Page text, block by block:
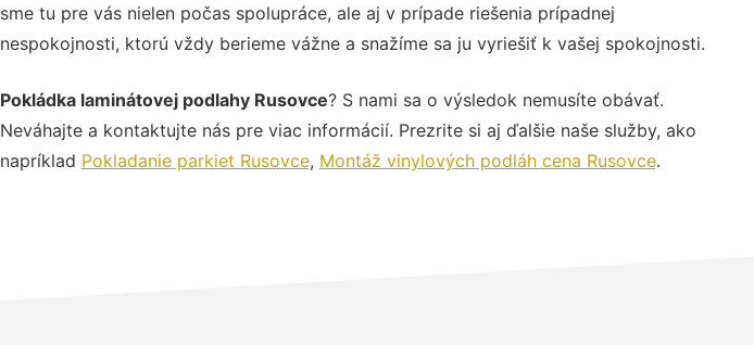
sme tu pre vás nielen počas spolupráce, ale aj v prípade riešenia prípadnej
nespokojnosti, ktorú vždy berieme vážne a snažíme sa ju vyriešiť k vašej spokojnosti.
Pokládka laminátovej podlahy Rusovce? S nami sa o výsledok nemusíte obávať.
Neváhajte a kontaktujte nás pre viac informácií. Prezrite si aj ďalšie naše služby, ako
napríklad Pokladanie parkiet Rusovce, Montáž vinylových podláh cena Rusovce.